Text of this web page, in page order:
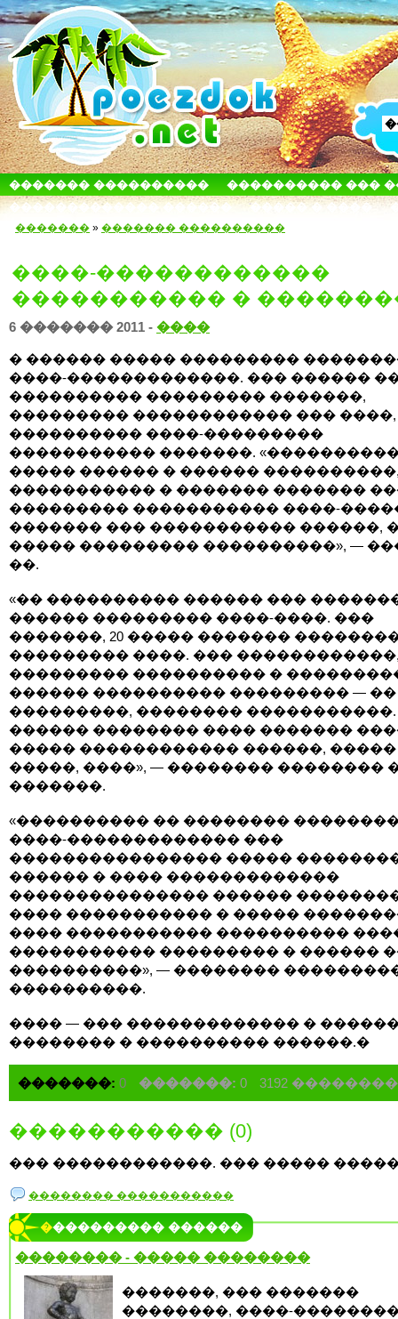
������� ����������
���������� ���
������������� ������
����� � ����
������� » ������� ����������
����-������������
����������� �
6 ������� 2011 - ����
� ������ ����� ���������
����-�������������. ��� ������
���������� ��������� �������,
��������� ������������ ��� ����,
���������� ����-���������
����������� �������.
����� ������ � ������
����������� � ������� �������
��������� ����������� ����-
������� ��� ����������� ������,
����� ��������� ����������», —
��.
«�� ���������� ������ ���
������ ��������� ����-����. ���
�������, 20 ����� �������
��������� ����. ���
��������� ���������� �
������ ���������� ��������� — ��
���������, �������� �����������.
������ �������� ���� �������
����� ������������ ������, �����
�����, ����», — �������� ��������
�������.
«���������� �� ��������
����-������������� ���
���������������� �����
������ � ���� �������������
��������������� ������
���� ����������� � �����
���� ����������� ����������
����������� ��������� � ������
����������», — ��������
����������.
���� — ��� ������������� �
�������� � ���������� ������.�
�������: 0 �������: 0 3192
����������� (0)
��� ������������. ��� �����
�������� �����������
���������� ������
�������� - ����� ��������
�������, ��� �������
��������, ����-